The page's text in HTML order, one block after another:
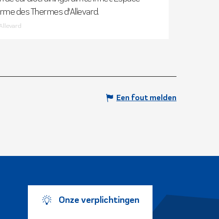
des Thermes d'Allevard.
Een fout melden
Onze verplichtingen